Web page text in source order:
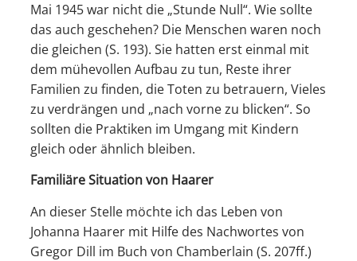
Mai 1945 war nicht die „Stunde Null“. Wie sollte
das auch geschehen? Die Menschen waren noch
die gleichen (S. 193). Sie hatten erst einmal mit
dem mühevollen Aufbau zu tun, Reste ihrer
Familien zu finden, die Toten zu betrauern, Vieles
zu verdrängen und „nach vorne zu blicken“. So
sollten die Praktiken im Umgang mit Kindern
gleich oder ähnlich bleiben.
Familiäre Situation von Haarer
An dieser Stelle möchte ich das Leben von
Johanna Haarer mit Hilfe des Nachwortes von
Gregor Dill im Buch von Chamberlain (S. 207ff.)